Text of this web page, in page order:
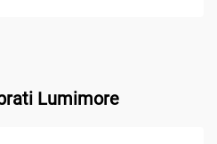
Lumimore